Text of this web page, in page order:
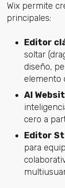
Wix permite
principales:
Editor
soltar
diseño,
elemento
AI
cero a
Editor
para